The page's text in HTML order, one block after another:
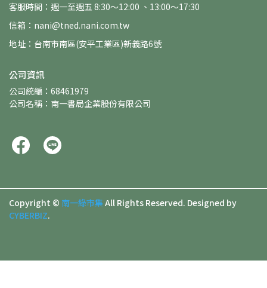
客服時間：週一至週五 8:30～12:00 、13:00～17:30
信箱：nani@tned.nani.com.tw
地址：台南市南區(安平工業區)新義路6號
公司資訊
公司統編：68461979
公司名稱：南一書局企業股份有限公司
Copyright © 南一綠市集 All Rights Reserved. Designed by
CYBERBIZ.